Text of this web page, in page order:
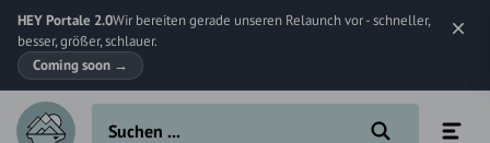
HEY Portale 2.0Wir bereiten gerade unseren Relaunch vor - schneller,
besser, größer, schlauer.
Coming soon →